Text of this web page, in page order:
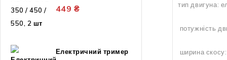
тип двигуна:
потужність
ширина
0
449₴
Електричний тример